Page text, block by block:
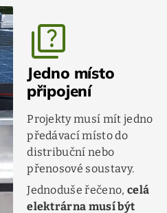
quiz
Jedno místo
připojení
Projekty musí mít jedno
předávací místo do
distribuční nebo
přenosové soustavy.
Jednoduše řečeno, celá
elektrárna musí být